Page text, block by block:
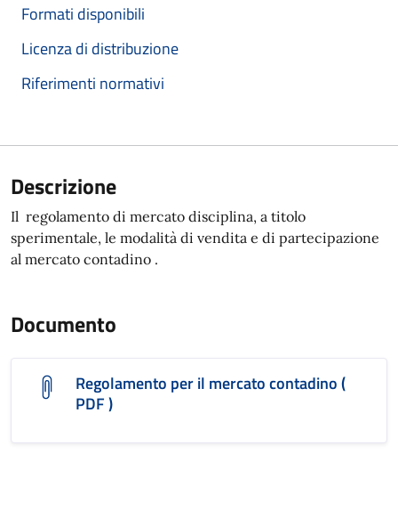
Formati disponibili
Licenza di distribuzione
Riferimenti normativi
Descrizione
Il regolamento di mercato disciplina, a titolo
sperimentale, le modalità di vendita e di partecipazione
al mercato contadino .
Documento
Regolamento per il mercato contadino (
PDF )